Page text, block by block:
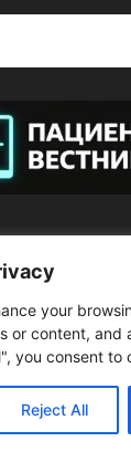
your
or content, and
you consent to
Reject All